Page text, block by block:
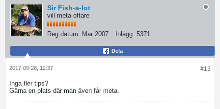
Sir Fish-a-lot
vill meta oftare
Reg.datum: Mar 2007 Inlägg: 5371
Dela
#13
2017-09-28, 12:37
Inga fler tips?
Gärna en plats där man även får meta.